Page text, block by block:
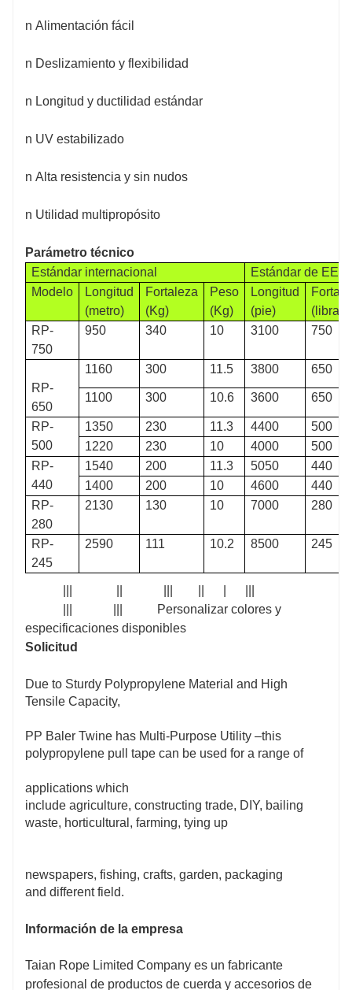
n Alimentación fácil
n Deslizamiento y flexibilidad
n Longitud y ductilidad estándar
n UV estabilizado
n Alta resistencia y sin nudos
n Utilidad multipropósito
Parámetro técnico
Estándar internacional
Estándar de EE.
Modelo
Longitud
(metro)
Fortaleza
(Kg)
Peso
(Kg)
Longitud
(pie)
(libras)
RP-
750
950 340 10 3100 750
RP-
650
1160 300 11.5 3800 650
1100 300 10.6 3600 650
RP-
500
1350 230 11.3 4400
500
1220
230 10 4000
500
RP-
440
1540 200 11.3 5050
440
1400
200 10 4600
440
RP-
280
2130 130 10 7000 280
RP-
245
2590 111 10.2 8500 245
||| ||| Personalizar colores y
especificaciones disponibles
Solicitud
Due to Sturdy Polypropylene Material and High
Tensile Capacity,
PP Baler Twine has Multi-Purpose Utility –this
polypropylene pull tape can be used for a range of
applications which
include agriculture, constructing trade, DIY, bailing
waste, horticultural, farming, tying up
newspapers, fishing, crafts, garden, packaging
and different field.
Información de la empresa
Taian Rope Limited Company es un fabricante
profesional de productos de cuerda y accesorios de